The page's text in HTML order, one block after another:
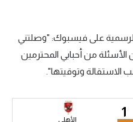
على فيسبوك: "وصلتني
الأسئلة من أحبابي المحترمين
وتوقيتها".
1 الأهلي